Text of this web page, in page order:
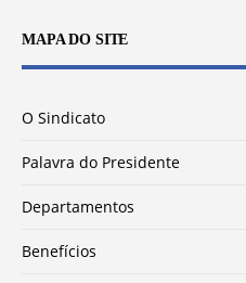
MAPA DO SITE
O Sindicato
Palavra do Presidente
Departamentos
Benefícios